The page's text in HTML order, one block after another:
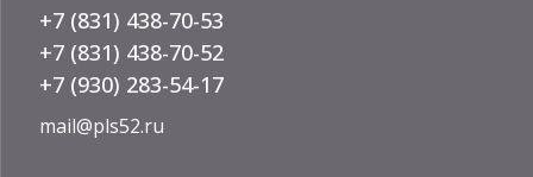
+7 (831) 438-70-53
+7 (831) 438-70-52
+7 (930) 283-54-17
mail@pls52.ru